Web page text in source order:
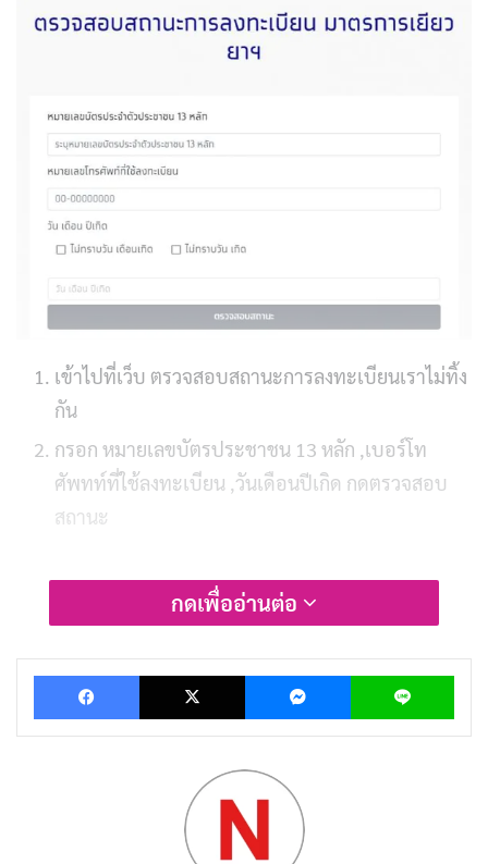
เข้าไปที่เว็บ ตรวจสอบสถานะการลงทะเบียนเราไม่ทิ้ง
กัน
กรอก หมายเลขบัตรประชาชน 13 หลัก ,เบอร์โท
ศัพทท์ที่ใช้ลงทะเบียน ,วันเดือนปีเกิด กดตรวจสอบ
สถานะ
กดเพื่ออ่านต่อ
Facebook X Messenger Line